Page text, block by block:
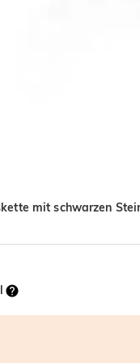
mit schwarzen